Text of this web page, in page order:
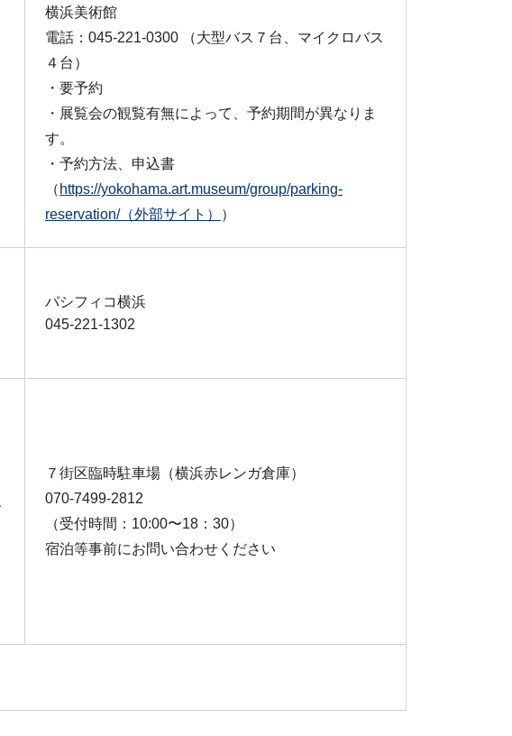
横浜美術館
電話：045-221-0300 （⼤型バス７台、マイクロバス
４台）
・要予約
・展覧会の観覧有無によって、予約期間が異なりま
す。
・予約方法、申込書
（ https://yokohama.art.museum/group/parking-
reservation/（外部サイト）
）
パシフィコ横浜
045-221-1302
７街区臨時駐⾞場（横浜⾚レンガ倉庫）
070-7499-2812
（受付時間：10:00〜18：30）
宿泊等事前にお問い合わせください